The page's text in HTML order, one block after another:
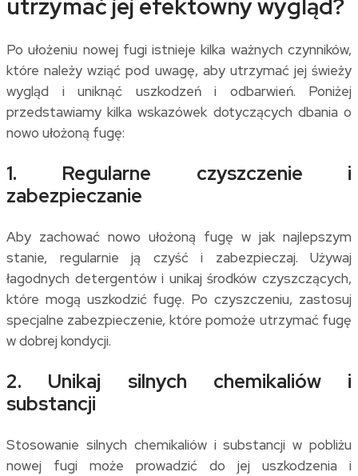
utrzymać jej efektowny wygląd?
Po ułożeniu nowej fugi istnieje kilka ważnych czynników,
które należy wziąć pod uwagę, aby utrzymać jej świeży
wygląd i uniknąć uszkodzeń i odbarwień. Poniżej
przedstawiamy kilka wskazówek dotyczących dbania o
nowo ułożoną fugę:
1. Regularne czyszczenie i
zabezpieczanie
Aby zachować nowo ułożoną fugę w jak najlepszym
stanie, regularnie ją czyść i zabezpieczaj. Używaj
łagodnych detergentów i unikaj środków czyszczących,
które mogą uszkodzić fugę. Po czyszczeniu, zastosuj
specjalne zabezpieczenie, które pomoże utrzymać fugę
w dobrej kondycji.
2. Unikaj silnych chemikaliów i
substancji
Stosowanie silnych chemikaliów i substancji w pobliżu
nowej fugi może prowadzić do jej uszkodzenia i